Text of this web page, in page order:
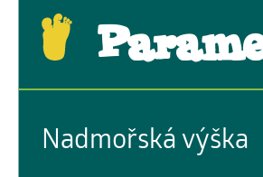
Nadmořská výška